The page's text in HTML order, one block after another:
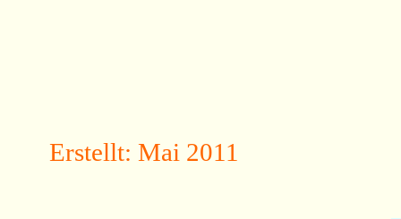
Erstellt: Mai 2011